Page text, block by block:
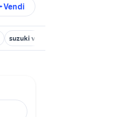
Vendi
suzuki vitara motori Firenze provincia